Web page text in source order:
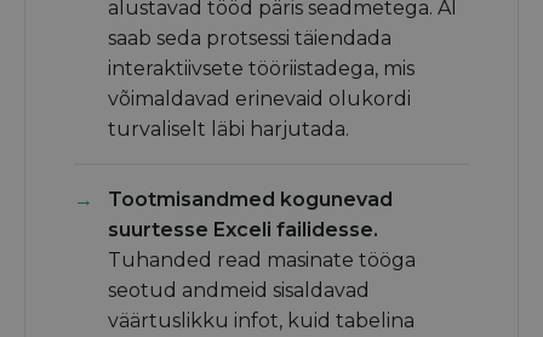
alustavad tööd päris seadmetega. AI
saab seda protsessi täiendada
interaktiivsete tööriistadega, mis
võimaldavad erinevaid olukordi
turvaliselt läbi harjutada.
Tootmisandmed kogunevad
suurtesse Exceli failidesse.
Tuhanded read masinate tööga
seotud andmeid sisaldavad
väärtuslikku infot, kuid tabelina